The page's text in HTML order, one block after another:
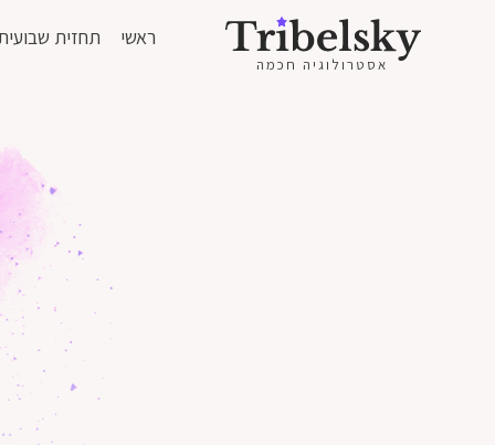
אסטרולוגיה חכמה
ראשי תחזית